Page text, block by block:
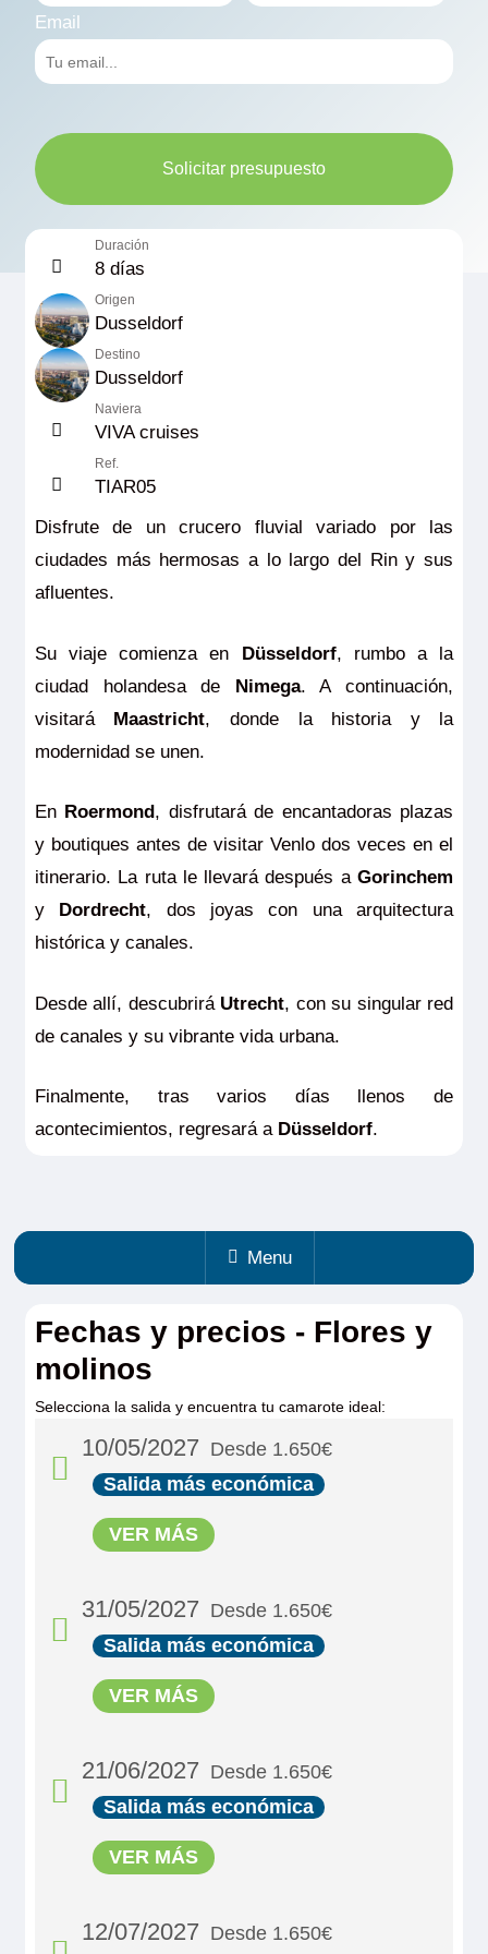
Email
Solicitar presupuesto
Duración
8 días
Origen
Dusseldorf
Destino
Dusseldorf
Naviera
VIVA cruises
Ref.
TIAR05
Disfrute de un crucero fluvial variado por las
ciudades más hermosas a lo largo del Rin y sus
afluentes.
Su viaje comienza en Düsseldorf, rumbo a la
ciudad holandesa de Nimega. A continuación,
visitará Maastricht, donde la historia y la
modernidad se unen.
En Roermond, disfrutará de encantadoras plazas
y boutiques antes de visitar Venlo dos veces en el
itinerario. La ruta le llevará después aGorinchem
y Dordrecht, dos joyas con una arquitectura
histórica y canales.
Desde allí, descubrirá Utrecht, con su singular red
de canales y su vibrante vida urbana.
Finalmente, tras varios días llenos de
acontecimientos, regresará a Düsseldorf.
Menu
Fechas y precios - Flores y
molinos
Selecciona la salida y encuentra tu camarote ideal:
10/05/2027 Desde 1.650€
Salida más económica
VER MÁS
MS Viva Tiara
Double Cabin Emerald
1.650€
31/05/2027 Desde 1.650€
Salida más económica
VER MÁS
21/06/2027 Desde 1.650€
Salida más económica
VER MÁS
12/07/2027 Desde 1.650€